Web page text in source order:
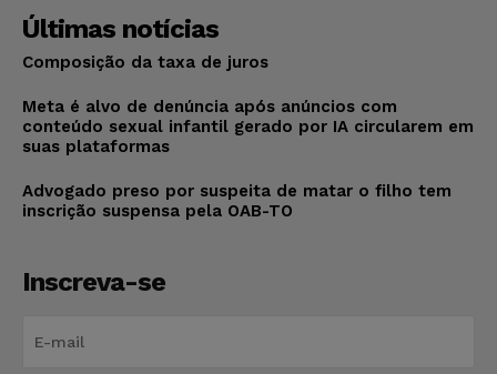
Últimas notícias
Composição da taxa de juros
Meta é alvo de denúncia após anúncios com
conteúdo sexual infantil gerado por IA circularem em
suas plataformas
Advogado preso por suspeita de matar o filho tem
inscrição suspensa pela OAB-TO
Inscreva-se